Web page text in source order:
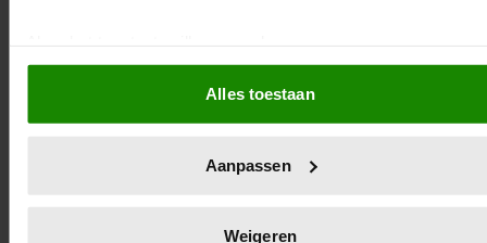
Informatie verzamelen over uw geografische locatie,
die tot een paar meter nauwkeurig kan zijn
Uw apparaat identificeren door het actief te scannen
Lees meer over hoe uw persoonlijke gegevens worden
kunt uw toestemming op elk moment wijzigen of intrekken in
Alles toestaan
Aanpassen
Weigeren